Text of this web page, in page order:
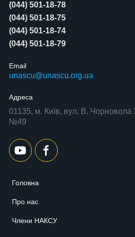
(044) 501-18-78
(044) 501-18-75
(044) 501-18-74
(044) 501-18-79
Email
unascu@unascu.org.ua
Адреса
01135, м. Київ, вул. В.
№49
Головна
Про нас
Члени НАКСУ